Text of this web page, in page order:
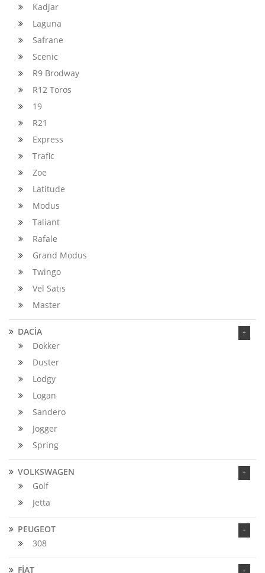
Kadjar
Laguna
Safrane
Scenic
R9 Brodway
R12 Toros
19
R21
Express
Trafic
Zoe
Latitude
Modus
Taliant
Rafale
Grand Modus
Twingo
Vel Satıs
Master
DACİA
Dokker
Duster
Lodgy
Logan
Sandero
Jogger
Spring
VOLKSWAGEN
Golf
Jetta
PEUGEOT
308
FİAT